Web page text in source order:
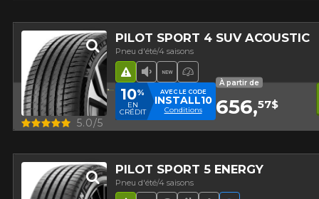
PILOT SPORT 4 SUV ACOUSTIC
Pneu d'été/4 saisons
Faible niveau sonore
Nouveau produit
Pneu haute
Hasard routier
Aperçu 5.0/5
10%
EN
CRÉDIT
AVEC LE CODE
INSTALL10
Conditions
À partir de
656,57$
PILOT SPORT 5 ENERGY
Pneu d'été/4 saisons